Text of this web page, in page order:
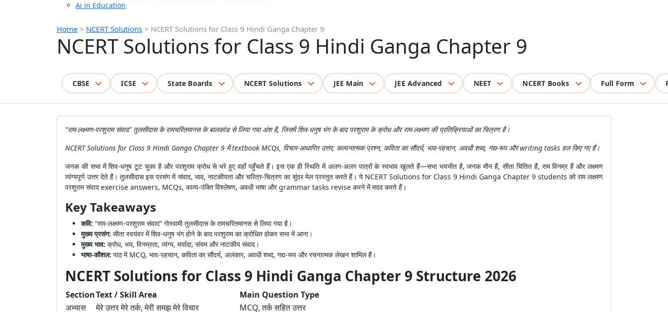
Ai in Education
Home > NCERT Solutions > NCERT Solutions for Class 9 Hindi Ganga Chapter 9
NCERT Solutions for Class 9 Hindi Ganga Chapter 9
CBSE ICSE State Boards NCERT Solutions JEE Main JEE Advanced NEET NCERT Books Full Form
“राम-लक्ष्मण-परशुराम संवाद” तुलसीदास के रामचरितमानस के बालकांड से लिया गया अंश है, जिसमें शिव-धनुष भंग के बाद परशुराम के क्रोध और राम-लक्ष्मण की प्रतिक्रियाओं का चित्रण है।
NCERT Solutions for Class 9 Hindi Ganga Chapter 9 में textbook MCQs, विचार-आधारित उत्तर, कल्पनात्मक प्रश्न, कविता का सौंदर्य, भाव-पहचान, अवधी शब्द, गद्य-रूप और writing tasks हल किए गए हैं।
जनक की सभा में शिव-धनुष टूट चुका है और परशुराम क्रोध से भरे हुए वहाँ पहुँचते हैं। इस एक ही स्थिति में अलग-अलग पात्रों के स्वभाव खुलते हैं—सभा भयभीत है, जनक मौन हैं, सीता चिंतित हैं, राम विनम्र हैं और लक्ष्मण
व्यंग्यपूर्ण उत्तर देते हैं। तुलसीदास इस प्रसंग में संवाद, भाव, नाटकीयता और चरित्र-चित्रण का सुंदर मेल प्रस्तुत करते हैं। ये NCERT Solutions for Class 9 Hindi Ganga Chapter 9 students को राम लक्ष्मण
परशुराम संवाद exercise answers, MCQs, काव्य-पंक्ति विश्लेषण, अवधी भाषा और grammar tasks revise करने में मदद करते हैं।
Key Takeaways
कवि: “राम-लक्ष्मण-परशुराम संवाद” गोस्वामी तुलसीदास के रामचरितमानस से लिया गया है।
मुख्य प्रसंग: सीता स्वयंवर में शिव-धनुष भंग होने के बाद परशुराम का क्रोधित होकर सभा में आना।
मुख्य भाव: क्रोध, भय, विनम्रता, व्यंग्य, मर्यादा, संयम और नाटकीय संवाद।
भाषा-कौशल: पाठ में MCQ, भाव-पहचान, कविता का सौंदर्य, अलंकार, अवधी शब्द, गद्य-रूप और रचनात्मक लेखन शामिल हैं।
NCERT Solutions for Class 9 Hindi Ganga Chapter 9 Structure 2026
SectionText / Skill Area
Main Question Type
अभ्यास
मेरे उत्तर मेरे तर्क, मेरी समझ मेरे विचार
MCQ, तर्क सहित उत्तर